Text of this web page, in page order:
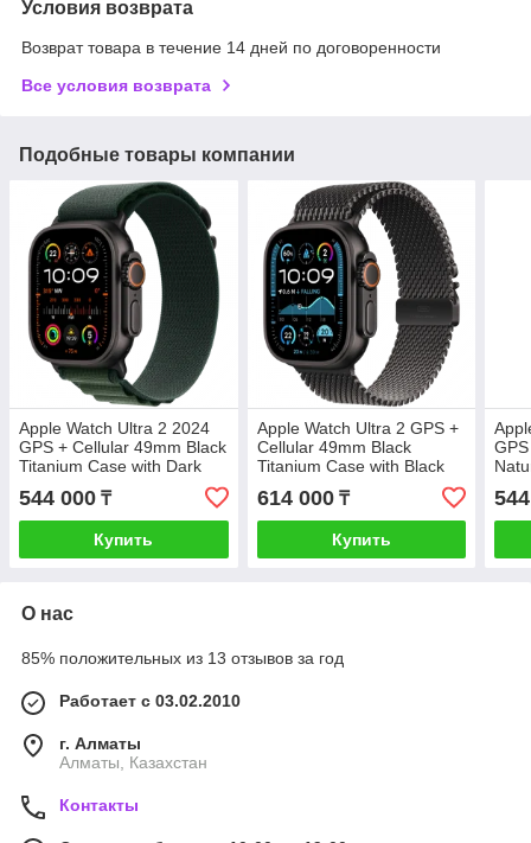
Условия возврата
Возврат товара в течение 14 дней по договоренности
Все условия возврата
Подобные товары компании
Apple Watch Ultra 2 2024
GPS + Cellular 49mm Black
Titanium Case with Dark
Green Alpine Loop -
Large,Model A2986
(MX4T3GK/A)
544 000 ₸
Купить
Apple Watch Ultra 2 GPS +
Cellular 49mm Black
Titanium Case with Black
Titanium Milanese Loop -
M,Model A2986
(MX5U3GK/A)
614 000₸
Купить
О нас
85% положительных из 13 отзывов за год
Работает с 03.02.2010
г. Алматы
Алматы, Казахстан
Контакты